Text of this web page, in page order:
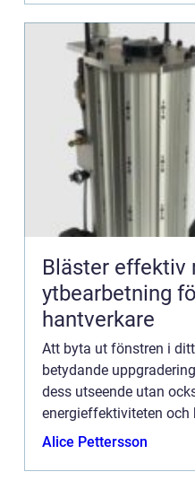
Bläster effektiv rengöring och
ytbearbetning
hantverkare
Att byta ut fönstren i
betydande
dess utseende utan
energieffektiviteten och
och fastighetsäga...
Alice Pettersson